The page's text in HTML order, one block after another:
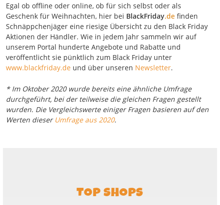
Egal ob offline oder online, ob für sich selbst oder als
Geschenk für Weihnachten, hier bei BlackFriday.de finden
Schnäppchenjäger eine riesige Übersicht zu den Black Friday
Aktionen der Händler. Wie in jedem Jahr sammeln wir auf
unserem Portal hunderte Angebote und Rabatte und
veröffentlicht sie pünktlich zum Black Friday unter
www.blackfriday.de und über unseren Newsletter.
* Im Oktober 2020 wurde bereits eine ähnliche Umfrage
durchgeführt, bei der teilweise die gleichen Fragen gestellt
wurden. Die Vergleichswerte einiger Fragen basieren auf den
Werten dieser Umfrage aus 2020.
TOP SHOPS